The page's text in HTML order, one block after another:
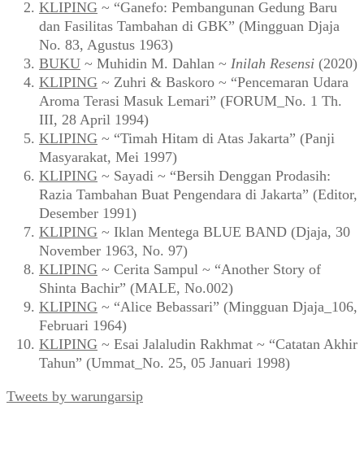
KLIPING ~ “Ganefo: Pembangunan Gedung Baru
dan Fasilitas Tambahan di GBK” (Mingguan Djaja
No. 83, Agustus 1963)
BUKU ~ Muhidin M. Dahlan ~ Inilah Resensi (2020)
KLIPING ~ Zuhri & Baskoro ~ “Pencemaran Udara
Aroma Terasi Masuk Lemari” (FORUM_No. 1 Th.
III, 28 April 1994)
KLIPING ~ “Timah Hitam di Atas Jakarta” (Panji
Masyarakat, Mei 1997)
KLIPING ~ Sayadi ~ “Bersih Denggan Prodasih:
Razia Tambahan Buat Pengendara di Jakarta” (Editor,
Desember 1991)
KLIPING ~ Iklan Mentega BLUE BAND (Djaja, 30
November 1963, No. 97)
KLIPING ~ Cerita Sampul ~ “Another Story of
Shinta Bachir” (MALE, No.002)
KLIPING ~ “Alice Bebassari” (Mingguan Djaja_106,
Februari 1964)
KLIPING ~ Esai Jalaludin Rakhmat ~ “Catatan Akhir
Tahun” (Ummat_No. 25, 05 Januari 1998)
Tweets by warungarsip